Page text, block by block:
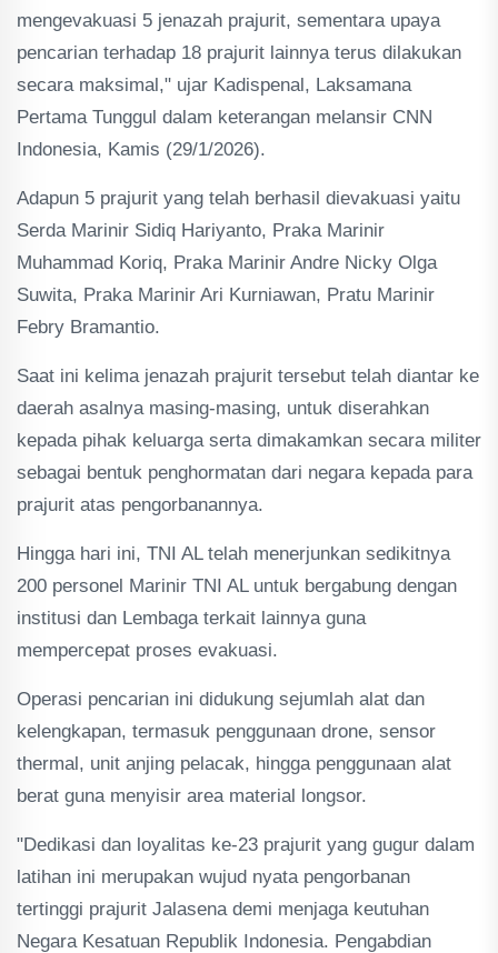
mengevakuasi 5 jenazah prajurit, sementara upaya
pencarian terhadap 18 prajurit lainnya terus dilakukan
secara maksimal," ujar Kadispenal, Laksamana
Pertama Tunggul dalam keterangan melansir CNN
Indonesia, Kamis (29/1/2026).
Adapun 5 prajurit yang telah berhasil dievakuasi yaitu
Serda Marinir Sidiq Hariyanto, Praka Marinir
Muhammad Koriq, Praka Marinir Andre Nicky Olga
Suwita, Praka Marinir Ari Kurniawan, Pratu Marinir
Febry Bramantio.
Saat ini kelima jenazah prajurit tersebut telah diantar ke
daerah asalnya masing-masing, untuk diserahkan
kepada pihak keluarga serta dimakamkan secara militer
sebagai bentuk penghormatan dari negara kepada para
prajurit atas pengorbanannya.
Hingga hari ini, TNI AL telah menerjunkan sedikitnya
200 personel Marinir TNI AL untuk bergabung dengan
institusi dan Lembaga terkait lainnya guna
mempercepat proses evakuasi.
Operasi pencarian ini didukung sejumlah alat dan
kelengkapan, termasuk penggunaan drone, sensor
thermal, unit anjing pelacak, hingga penggunaan alat
berat guna menyisir area material longsor.
"Dedikasi dan loyalitas ke-23 prajurit yang gugur dalam
latihan ini merupakan wujud nyata pengorbanan
tertinggi prajurit Jalasena demi menjaga keutuhan
Negara Kesatuan Republik Indonesia. Pengabdian